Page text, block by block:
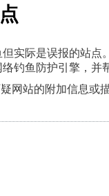
实际是误报的站
钓鱼防护引擎，并
网站的附加信息或描